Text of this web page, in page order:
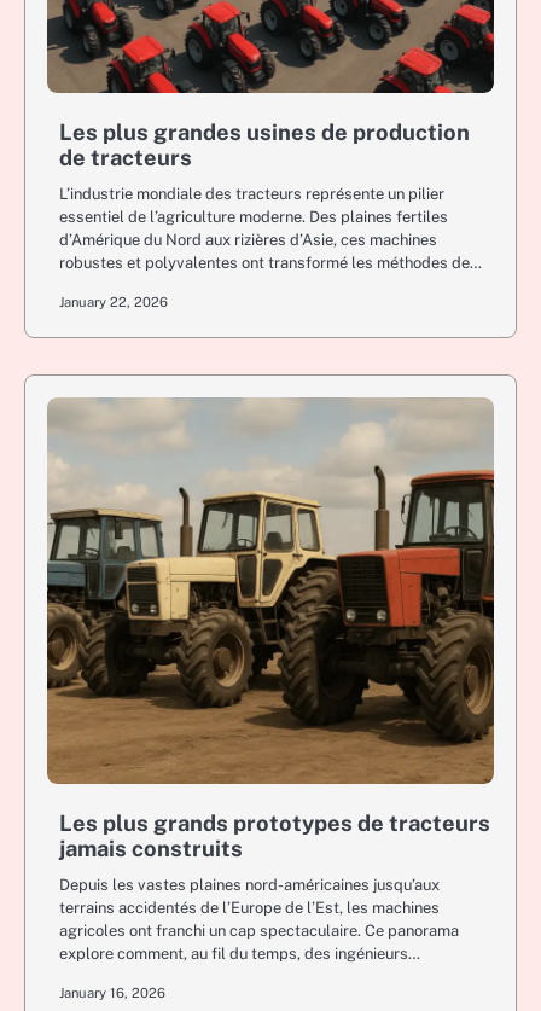
Les plus grandes usines de production
de tracteurs
L’industrie mondiale des tracteurs représente un pilier
essentiel de l’agriculture moderne. Des plaines fertiles
d’Amérique du Nord aux rizières d’Asie, ces machines
robustes et polyvalentes ont transformé les méthodes de…
January 22, 2026
Les plus grands prototypes de tracteurs
jamais construits
Depuis les vastes plaines nord-américaines jusqu’aux
terrains accidentés de l’Europe de l’Est, les machines
agricoles ont franchi un cap spectaculaire. Ce panorama
explore comment, au fil du temps, des ingénieurs…
January 16, 2026